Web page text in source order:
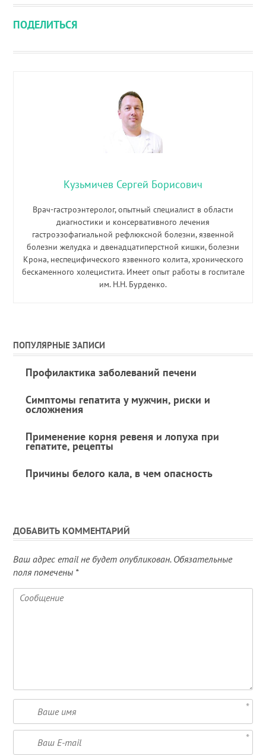
ПОДЕЛИТЬСЯ
Кузьмичев Сергей Борисович
Врач-гастроэнтеролог, опытный специалист в области
диагностики и консервативного лечения
гастроэзофагиальной рефлюксной болезни, язвенной
болезни желудка и двенадцатиперстной кишки, болезни
Крона, неспецифического язвенного колита, хронического
бескаменного холецистита. Имеет опыт работы в госпитале
им. Н.Н. Бурденко.
ПОПУЛЯРНЫЕ ЗАПИСИ
Профилактика заболеваний печени
Симптомы гепатита у мужчин, риски и
осложнения
Применение корня ревеня и лопуха при
гепатите, рецепты
Причины белого кала, в чем опасность
ДОБАВИТЬ КОММЕНТАРИЙ
Ваш адрес email не будет опубликован.Обязательные
поля помечены *